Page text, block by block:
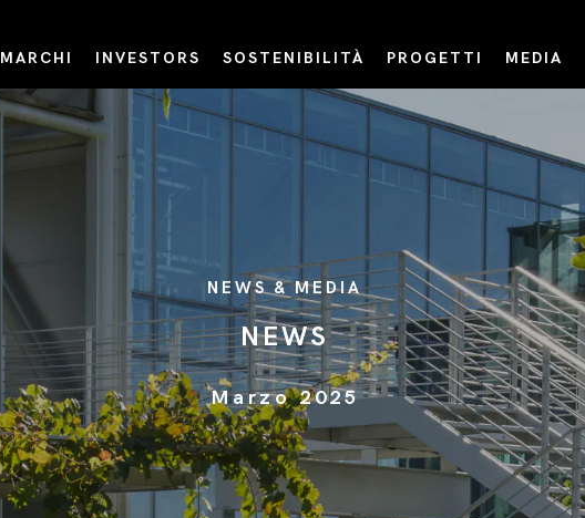
MARCHI INVESTORS SOSTENIBILITÀ PROGETTI MEDIA
NEWS & MEDIA
NEWS
Marzo 2025